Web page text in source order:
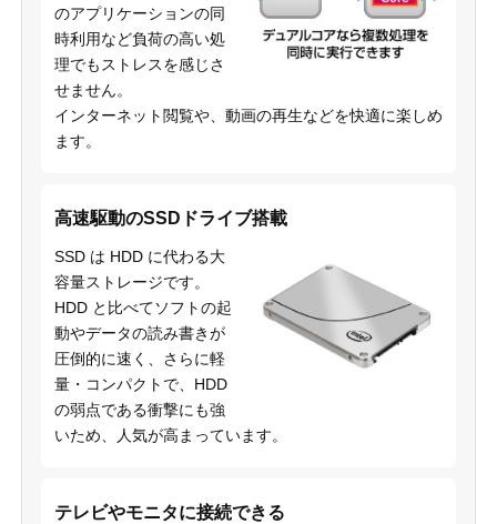
のアプリケーションの同
時利用など負荷の高い処
理でもストレスを感じさ
せません。
インターネット閲覧や、動画の再生などを快適に楽しめ
ます。
高速駆動のSSDドライブ搭載
SSD は HDD に代わる大
容量ストレージです。
HDD と比べてソフトの起
動やデータの読み書きが
圧倒的に速く、さらに軽
量・コンパクトで、HDD
の弱点である衝撃にも強
いため、人気が高まっています。
テレビやモニタに接続できる